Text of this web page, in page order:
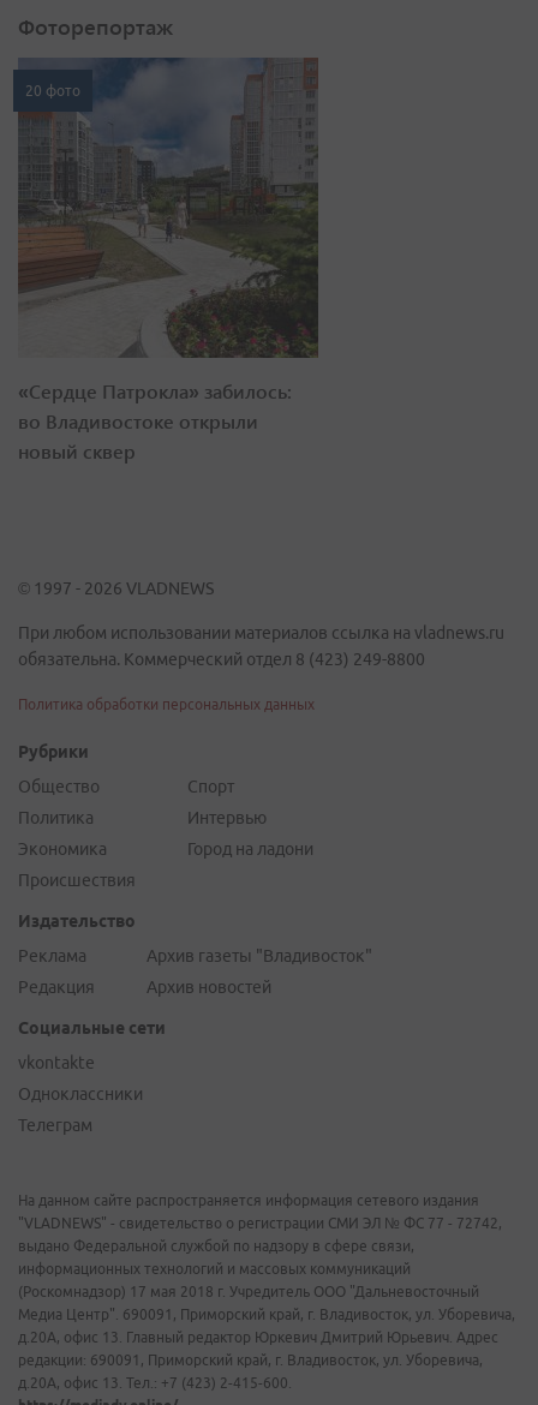
Фоторепортаж
20 фото
«Сердце Патрокла» забилось:
во Владивостоке открыли
новый сквер
© 1997 - 2026 VLADNEWS
При любом использовании материалов ссылка на vladnews.ru
обязательна. Коммерческий отдел 8 (423) 249-8800
Политика обработки персональных данных
Рубрики
Общество
Политика
Экономика
Происшествия
Спорт
Интервью
Город на ладони
Издательство
Реклама
Редакция
Архив газеты "Владивосток"
Архив новостей
Социальные сети
vkontakte
Одноклассники
Телеграм
На данном сайте распространяется информация сетевого издания
"VLADNEWS" - свидетельство о регистрации СМИ ЭЛ № ФС 77 - 72742,
выдано Федеральной службой по надзору в сфере связи,
информационных технологий и массовых коммуникаций
(Роскомнадзор) 17 мая 2018 г. Учредитель ООО "Дальневосточный
Медиа Центр". 690091, Приморский край, г. Владивосток, ул. Уборевича,
д.20А, офис 13. Главный редактор Юркевич Дмитрий Юрьевич. Адрес
редакции: 690091, Приморский край, г. Владивосток, ул. Уборевича,
д.20А, офис 13. Тел.: +7 (423) 2-415-600.